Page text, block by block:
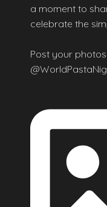
a moment to
celebrate the
Post your